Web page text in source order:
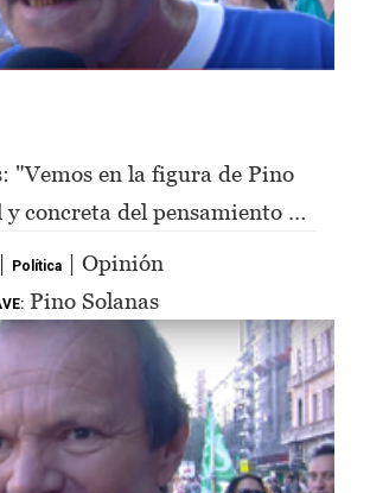
"Vemos en la figura de Pino
concreta del pensamiento de
Política | Opinión
Pino Solanas